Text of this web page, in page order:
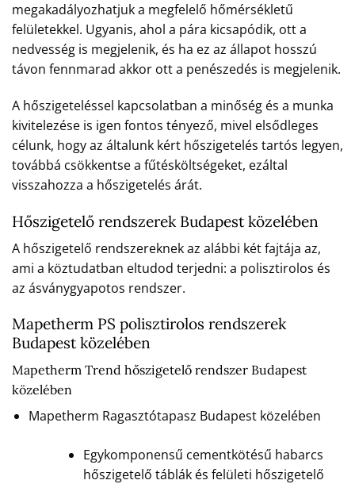
megakadályozhatjuk a megfelelő hőmérsékletű
felületekkel. Ugyanis, ahol a pára kicsapódik, ott a
nedvesség is megjelenik, és ha ez az állapot hosszú
távon fennmarad akkor ott a penészedés is megjelenik.
A hőszigeteléssel kapcsolatban a minőség és a munka
kivitelezése is igen fontos tényező, mivel elsődleges
célunk, hogy az általunk kért hőszigetelés tartós legyen,
továbbá csökkentse a fűtésköltségeket, ezáltal
visszahozza a hőszigetelés árát.
Hőszigetelő rendszerek Budapest közelében
A hőszigetelő rendszereknek az alábbi két fajtája az,
ami a köztudatban eltudod terjedni: a polisztirolos és
az ásványgyapotos rendszer.
Mapetherm PS polisztirolos rendszerek
Budapest közelében
Mapetherm Trend hőszigetelő rendszer Budapest
közelében
Mapetherm Ragasztótapasz Budapest közelében
Egykomponensű cementkötésű habarcs
hőszigetelő táblák és felületi hőszigetelő